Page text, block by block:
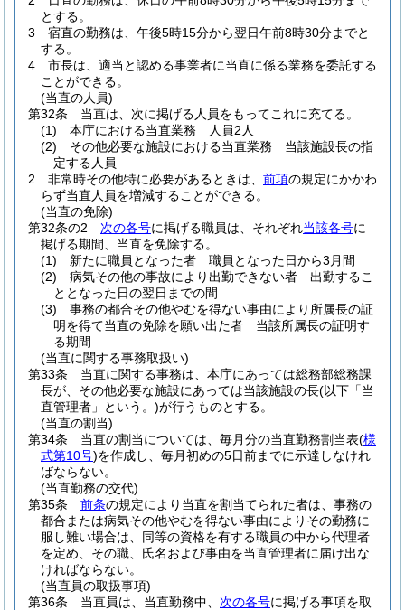
とする。
3
宿直の勤務は、午後5時15分から翌日午前8時30分までと
する。
4
市長は、適当と認める事業者に当直に係る業務を委託する
ことができる。
(当直の人員)
第32条
当直は、次に掲げる人員をもってこれに充てる。
(1)
本庁における当直業務 人員2人
(2)
その他必要な施設における当直業務 当該施設長の指
定する人員
2
非常時その他特に必要があるときは、 前項の規定にかかわ
らず当直人員を増減することができる。
(当直の免除)
第32条の2
次の各号に掲げる職員は、それぞれ当該各号に
掲げる期間、当直を免除する。
(1)
新たに職員となった者 職員となった日から3月間
(2)
病気その他の事故により出勤できない者 出勤するこ
ととなった日の翌日までの間
(3)
事務の都合その他やむを得ない事由により所属長の証
明を得て当直の免除を願い出た者 当該所属長の証明す
る期間
(当直に関する事務取扱い)
第33条
当直に関する事務は、本庁にあっては総務部総務課
長が、その他必要な施設にあっては当該施設の長(以下「当
直管理者」という。)が行うものとする。
(当直の割当)
第34条
当直の割当については、毎月分の当直勤務割当表(様
式第10号)を作成し、毎月初めの5日前までに示達しなけれ
ばならない。
(当直勤務の交代)
第35条
前条の規定により当直を割当てられた者は、事務の
都合または病気その他やむを得ない事由によりその勤務に
服し難い場合は、同等の資格を有する職員の中から代理者
を定め、その職、氏名および事由を当直管理者に届け出な
ければならない。
(当直員の取扱事項)
第36条
当直員は、当直勤務中、 次の各号に掲げる事項を取